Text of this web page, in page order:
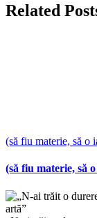
Related
(să fiu materie, să o
(să fiu materie, să